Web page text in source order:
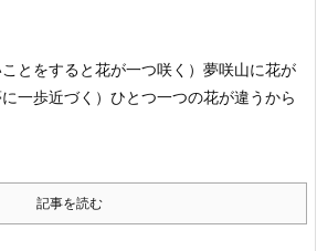
とをすると花が一つ咲く） 夢咲山に花が
一歩近づく） ひとつ一つの花が違うから
記事を読む